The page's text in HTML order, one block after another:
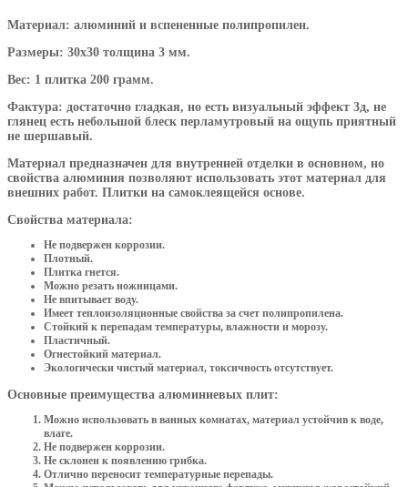
Материал: алюминий и вспененные полипропилен.
Размеры: 30х30 толщина 3 мм.
Вес: 1 плитка 200 грамм.
Фактура: достаточно гладкая, но есть визуальный эффект 3д, не
глянец есть небольшой блеск перламутровый на ощупь приятный
не шершавый.
Материал предназначен для внутренней отделки в основном, но
свойства алюминия позволяют использовать этот материал для
внешних работ. Плитки на самоклеящейся основе.
Свойства материала:
Не подвержен коррозии.
Плотный.
Плитка гнется.
Можно резать ножницами.
Не впитывает воду.
Имеет теплоизоляционные свойства за счет полипропилена.
Стойкий к перепадам температуры, влажности и морозу.
Пластичный.
Огнестойкий материал.
Экологически чистый материал, токсичность отсутствует.
Основные преимущества алюминиевых плит:
Можно использовать в ванных комнатах, материал устойчив к воде,
влаге.
Не подвержен коррозии.
Не склонен к появлению грибка.
Отлично переносит температурные перепады.